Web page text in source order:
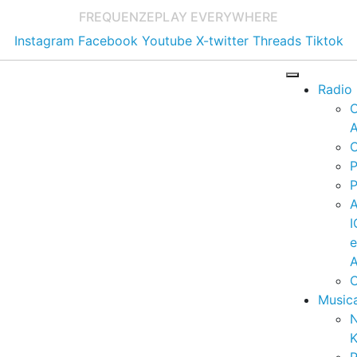
FREQUENZEPLAY EVERYWHERE
Instagram Facebook Youtube X-twitter Threads Tiktok
Radio
e